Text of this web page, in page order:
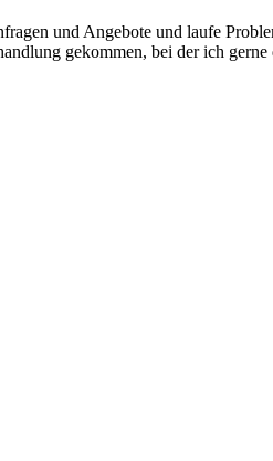
und Angebote und laufe
gekommen, bei der ich